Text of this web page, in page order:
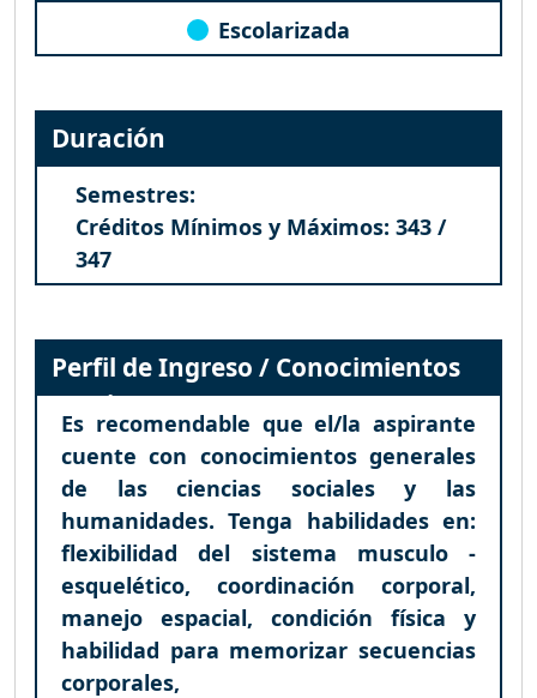
Escolarizada
Duración
Semestres:
Créditos Mínimos y Máximos: 343 /
347
Perfil de Ingreso / Conocimientos
Previos
Es recomendable que el/la aspirante
cuente con conocimientos generales
de las ciencias sociales y las
humanidades. Tenga habilidades en:
flexibilidad del sistema musculo -
esquelético, coordinación corporal,
manejo espacial, condición física y
habilidad para memorizar secuencias
corporales,